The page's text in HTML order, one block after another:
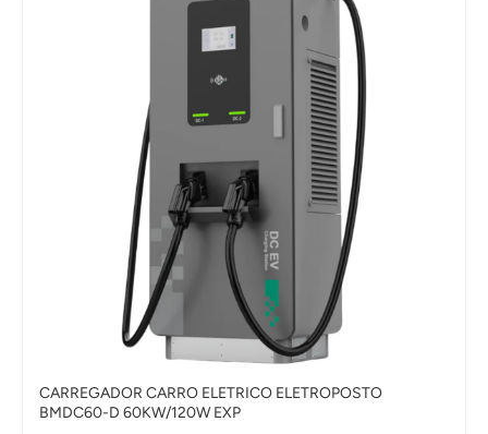
CARREGADOR CARRO ELETRICO ELETROPOSTO
BMDC60-D 60KW/120W EXP